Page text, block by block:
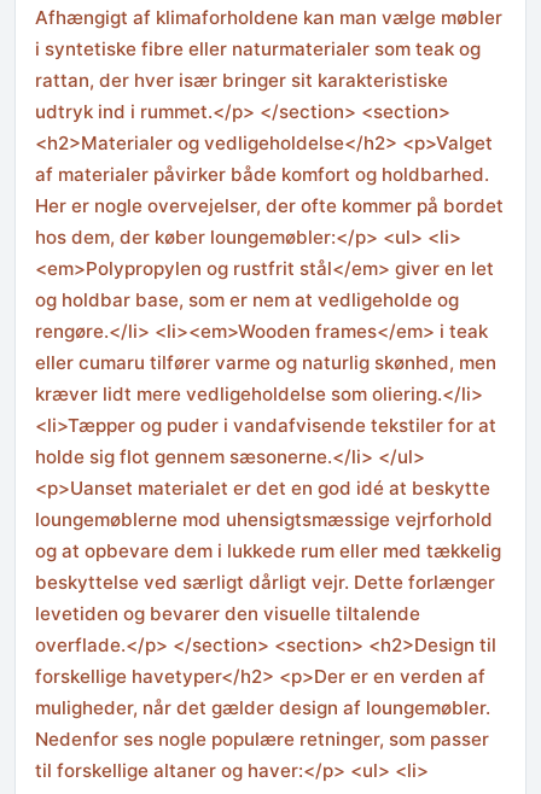
Afhængigt af klimaforholdene kan man vælge møbler
i syntetiske fibre eller naturmaterialer som teak og
rattan, der hver især bringer sit karakteristiske
udtryk ind i rummet.</p> </section> <section>
<h2>Materialer og vedligeholdelse</h2> <p>Valget
af materialer påvirker både komfort og holdbarhed.
Her er nogle overvejelser, der ofte kommer på bordet
hos dem, der køber loungemøbler:</p> <ul> <li>
<em>Polypropylen og rustfrit stål</em> giver en let
og holdbar base, som er nem at vedligeholde og
rengøre.</li> <li><em>Wooden frames</em> i teak
eller cumaru tilfører varme og naturlig skønhed, men
kræver lidt mere vedligeholdelse som oliering.</li>
<li>Tæpper og puder i vandafvisende tekstiler for at
holde sig flot gennem sæsonerne.</li> </ul>
<p>Uanset materialet er det en god idé at beskytte
loungemøblerne mod uhensigtsmæssige vejrforhold
og at opbevare dem i lukkede rum eller med tækkelig
beskyttelse ved særligt dårligt vejr. Dette forlænger
levetiden og bevarer den visuelle tiltalende
overflade.</p> </section> <section> <h2>Design til
forskellige havetyper</h2> <p>Der er en verden af
muligheder, når det gælder design af loungemøbler.
Nedenfor ses nogle populære retninger, som passer
til forskellige altaner og haver:</p> <ul> <li>